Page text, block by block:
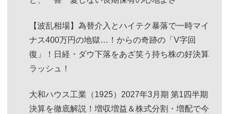
【波乱相場】為替介入とハイテク暴落で一時マイ
ナス400万円の地獄…！からの奇跡の「V字回
復」！日経・ダウ下落をあざ笑う持ち株の好決算
ラッシュ！
大和ハウス工業（1925）2027年3月期 第1四半期
決算を徹底解説！増収増益＆株式分割・増配で今